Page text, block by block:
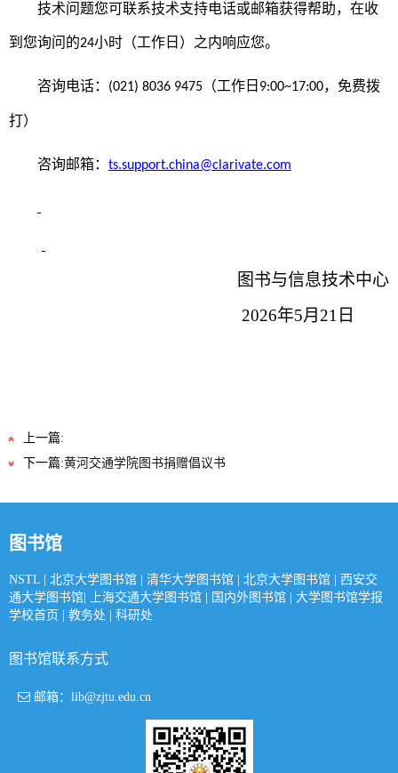
技术问题您可联系技术支持电话或邮箱获得帮助，在收
到您询问的24小时（工作日）之内响应您。
咨询电话： (021) 8036 9475 （工作日 9:00~17:00，免费拨
打）
咨询邮箱： ts.support.china@clarivate.com
图书与信息技术中心
2026年5月21日
上一篇:
下一篇:黄河交通学院图书捐赠倡议书
图书馆
NSTL 北京大学图书馆 清华大学图书馆 北京大学图书馆
西安交
通大学图书馆
上海交通大学图书馆 国内外图书馆
大学图书馆学报
学校首页
教务处 科研处
图书馆联系方式
邮箱：lib@zjtu.edu.cn